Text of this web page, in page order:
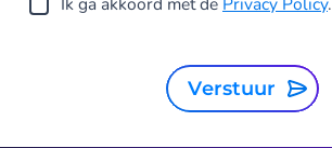
Verstuur